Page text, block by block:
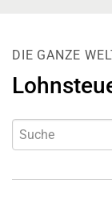
DIE GANZE